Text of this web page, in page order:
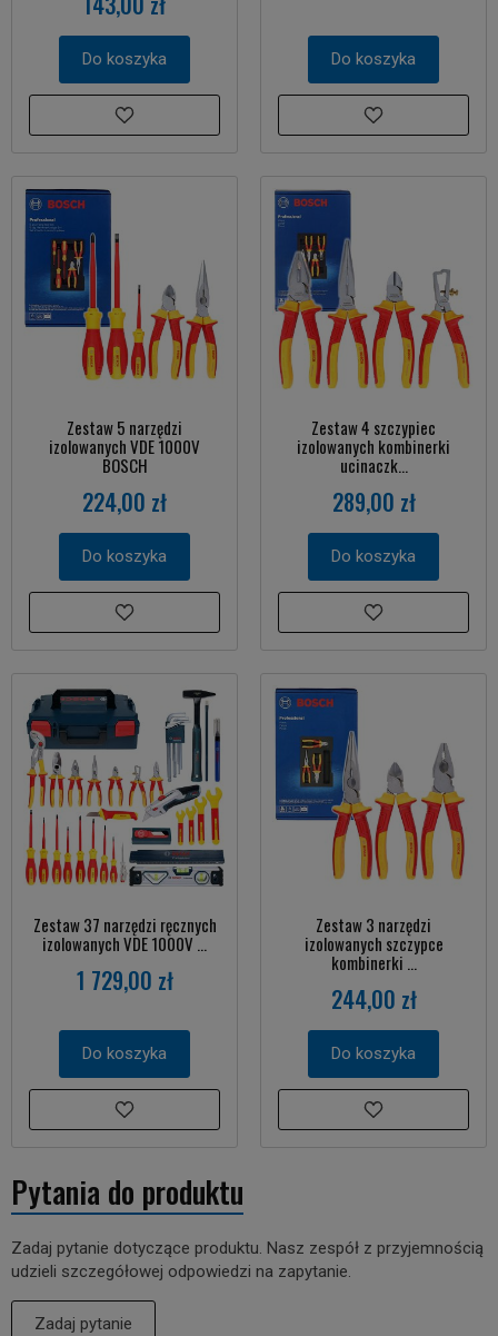
Do koszyka Do koszyka
Zestaw 5 narzędzi
izolowanych VDE 1000V
BOSCH
224,00 zł
Do koszyka
Zestaw 4 szczypiec
izolowanych kombinerki
ucinaczk...
289,00 zł
Do koszyka
Zestaw 37 narzędzi ręcznych
izolowanych VDE 1000V ...
1 729,00 zł
Do koszyka
Zestaw 3 narzędzi
izolowanych szczypce
kombinerki ...
244,00 zł
Do koszyka
Pytania do produktu
Zadaj pytanie dotyczące produktu. Nasz zespół z przyjemnością
udzieli szczegółowej odpowiedzi na zapytanie.
Zadaj pytanie